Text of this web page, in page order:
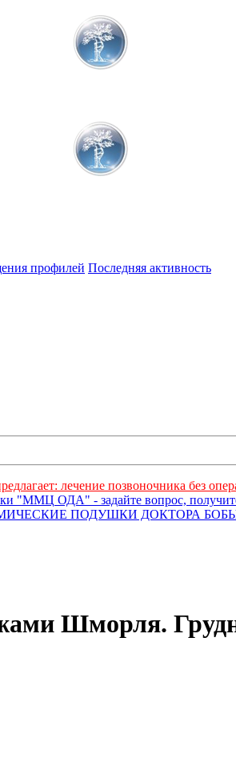
профилей Последняя активность
лечение позвоночника без
"ММЦ ОДА" - задайте вопрос,
ПОДУШКИ ДОКТОРА
Шморля.